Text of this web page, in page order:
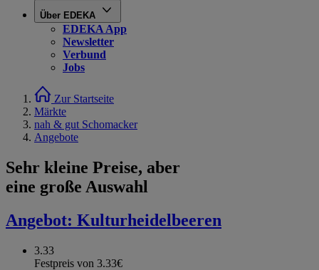
Über EDEKA
EDEKA App
Newsletter
Verbund
Jobs
Zur Startseite
Märkte
nah & gut Schomacker
Angebote
Sehr kleine Preise, aber
eine große Auswahl
Angebot: Kulturheidelbeeren
3.33
Festpreis von 3.33€